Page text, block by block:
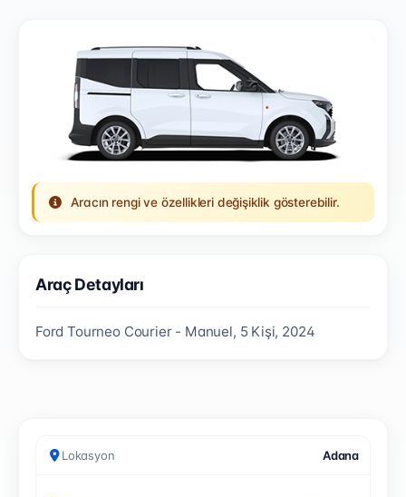
Aracın rengi ve özellikleri değişiklik gösterebilir.
Araç Detayları
Ford Tourneo Courier - Manuel, 5 Kişi, 2024
Lokasyon Adana